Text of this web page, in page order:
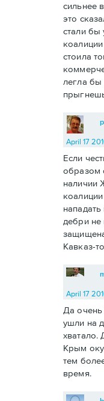
сильнее
это
стали бы
стоила
легла
April 17
Если
образом
наличии
дебри не
Кавказ-
April 17
Да очень
ушли на
хватало.
Крым
тем
время.